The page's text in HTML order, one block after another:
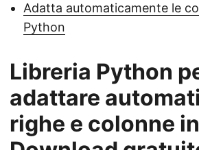
Adatta automaticamente le
Python
Libreria Python
adattare
righe e colonne